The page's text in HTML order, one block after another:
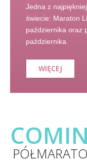
Jedna z
świecie: Maraton
października oraz
października.
WIĘCEJ